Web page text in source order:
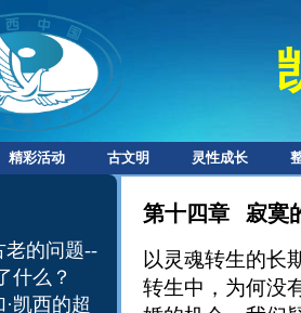
精彩活动 古文明 灵性成长
老的问题--
什么？
凯西的超
第十四章 寂寞
以灵魂转生的长
转生中，为何没